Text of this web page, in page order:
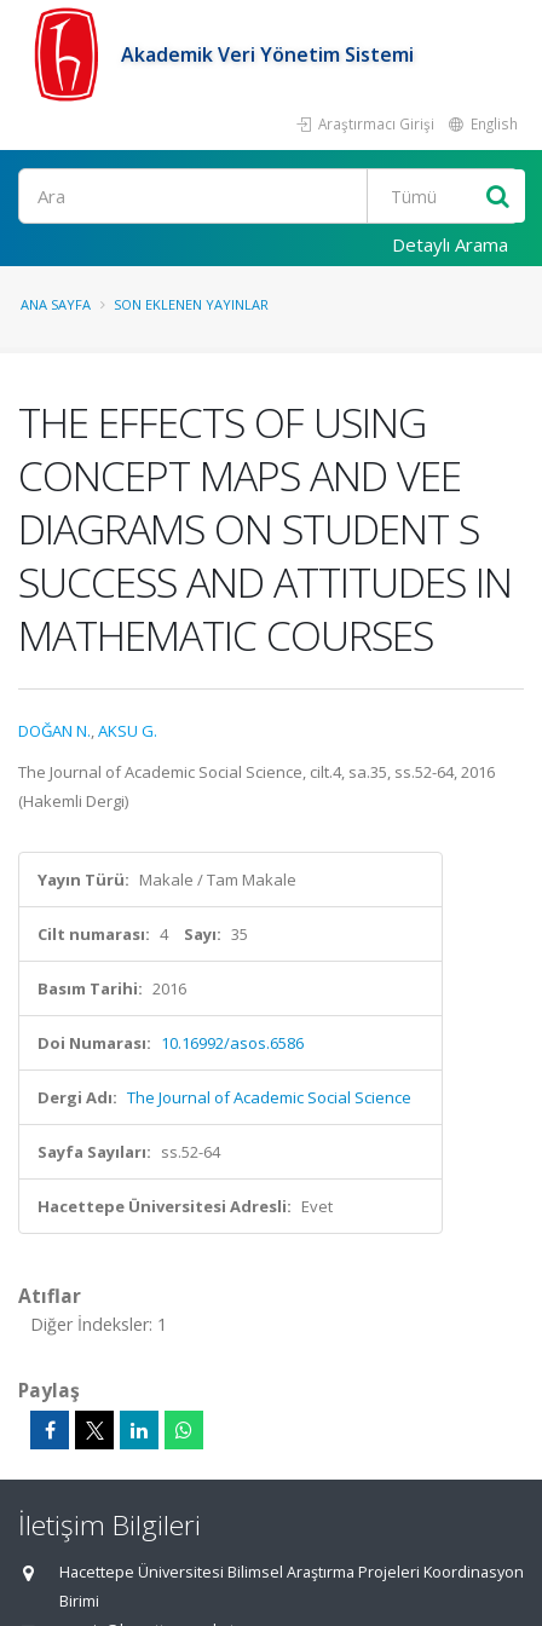
Akademik Veri Yönetim Sistemi
Araştırmacı Girişi English
Ara
Detaylı Arama
ANA SAYFA SON EKLENEN YAYINLAR
THE EFFECTS OF USING
CONCEPT MAPS AND VEE
DIAGRAMS ON STUDENT S
SUCCESS AND ATTITUDES IN
MATHEMATIC COURSES
DOĞAN N.,AKSU G.
The Journal of Academic Social Science, cilt.4, sa.35, ss.52-64, 2016
(Hakemli Dergi)
Yayın Türü: Makale / Tam Makale
Cilt numarası: 4 Sayı: 35
Basım Tarihi: 2016
Doi Numarası: 10.16992/asos.6586
Dergi Adı: The Journal of Academic Social Science
Sayfa Sayıları: ss.52-64
Hacettepe Üniversitesi Adresli: Evet
Atıflar
Diğer İndeksler: 1
Paylaş
İletişim Bilgileri
Hacettepe Üniversitesi Bilimsel Araştırma Projeleri Koordinasyon
Birimi